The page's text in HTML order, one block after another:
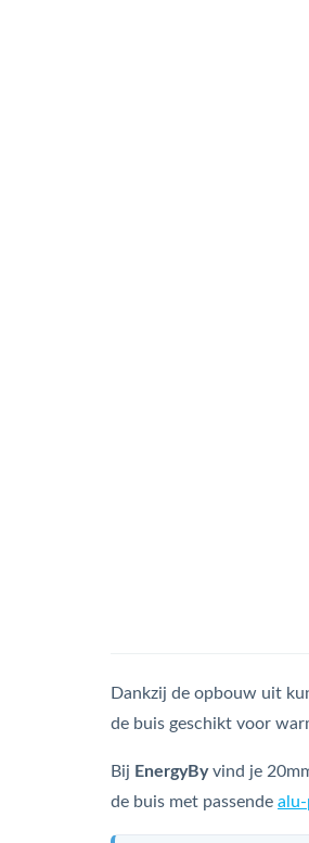
Dankzij de opbouw uit
de buis geschikt voor
Bij EnergyByvind je
de buis met passende